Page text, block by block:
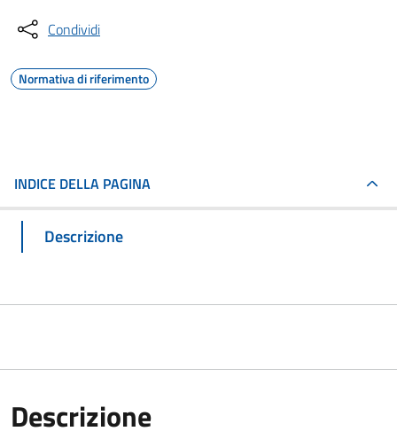
Condividi
Normativa di riferimento
INDICE DELLA PAGINA
Descrizione
Descrizione